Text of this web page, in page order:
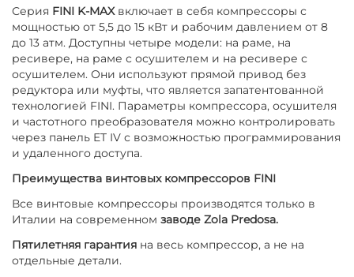
Серия FINI K-MAXвключает в себя компрессоры с
мощностью от 5,5 до 15 кВт и рабочим давлением от 8
до 13 атм. Доступны четыре модели: на раме, на
ресивере, на раме с осушителем и на ресивере с
осушителем. Они используют прямой привод без
редуктора или муфты, что является запатентованной
технологией FINI. Параметры компрессора, осушителя
и частотного преобразователя можно контролировать
через панель ET IV с возможностью программирования
и удаленного доступа.
Преимущества винтовых компрессоров FINI
Все винтовые компрессоры производятся только в
Италии на современномзаводе Zola Predosa.
Пятилетняя гарантия на весь компрессор, а не на
отдельные детали.